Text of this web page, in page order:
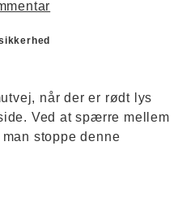
når der er rødt lys
Ved at spærre mellem
stoppe denne